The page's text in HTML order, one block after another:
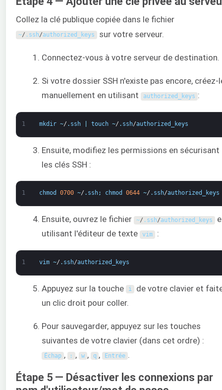
Collez la clé publique copiée dans le fichier
~/ . ssh/authorized_keys sur votre serveur.
Connectez-vous à votre serveur de destination.
Si votre dossier SSH n'existe pas encore, créez-
manuellement en utilisant
authorized_keys :
1 mkdir ~/ . ssh touch ~/ . ssh/authorized_keys
Ensuite, modifiez les permissions en sécurisant
les clés SSH :
1 chmod 0700 ~/ . ssh; chmod 0644 ~/ . ssh/authorized_keys
Ensuite, ouvrez le fichier ~/ . ssh/authorized_keys
utilisant l'éditeur de texte
vim :
1 vim ~/ . ssh/authorized_keys
Appuyez sur la touche i de votre clavier et
un clic droit pour coller.
Pour sauvegarder, appuyez sur les touches
suivantes de votre clavier (dans cet ordre) :
Échap , : , w , q , Entrée .
Étape 5 — Désactiver les connexions par